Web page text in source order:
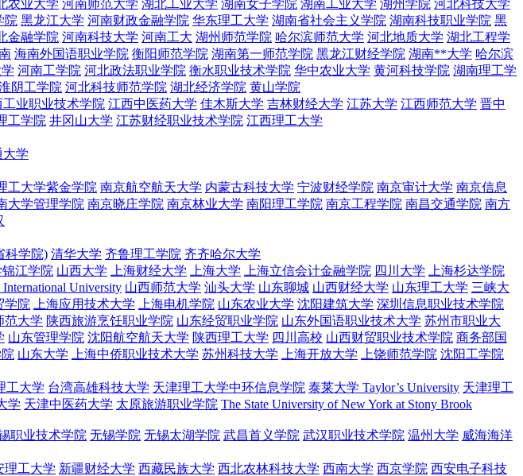
农业大学 河南师范大学 湖北工业大学 湖南女子学院 湖南工业大学 湖州学院 河北科技大学
院 黑龙江大学 河南财政金融学院 华东理工大学 湖南省社会主义学院 湖南科技职业学院 黑
金融学院 河南科技大学 河南工大 湖州师范学院 哈尔滨师范大学 河北地质大学 湖北工程学
海南外国语职业学院 衡阳师范学院 湖南第一师范学院 黑龙江财经学院 湖南**大学 哈尔滨
河南工学院 河北政法职业学院 衡水职业技术学院 华中农业大学 黄河科技学院 湖南理工学
阴工学院 河北科技师范学院 湖北经济学院 黄山学院
工业职业技术学院 江西中医药大学 佳木斯大学 吉林财经大学 江苏大学 江西师范大学 晋中
工学院 井冈山大学 江苏财经职业技术学院 江西理工大学
大学
工大学紫金学院 南京航空航天大学 内蒙古科技大学 宁波财经学院 南京审计大学 南京信息
大学管理学院 南京晓庄学院 南京林业大学 南阳理工学院 南京工程学院 南昌交通学院 南方
科学院) 清华大学 齐鲁理工学院 齐齐哈尔大学
锦江学院 山西大学 上海财经大学 上海大学 上海立信会计金融学院 四川大学
上海杉达学院
International University 山西师范大学 汕头大学 山东聊城 山西财经大学 山东理工大学 三峡大
学院 上海应用技术大学 上海电机学院 山东农业大学 沈阳建筑大学 深圳信息职业技术学院
范大学 陕西旅游烹饪职业学院 山东经贸职业学院 山东外国语职业技术大学 苏州市职业大
山东管理学院 沈阳航空航天大学 陕西理工大学 四川高校 山西财贸职业技术学院 商务部国
山东大学 上海中侨职业技术大学 苏州科技大学 上海开放大学 上饶师范学院 沈阳工学院
工大学 台湾高雄科技大学 天津理工大学中环信息学院 泰莱大学 Taylor’s University 天津理工
学 天津中医药大学 太原旅游职业学院 The State University of New York at Stony Brook
职业技术学院 无锡学院 无锡太湖学院 武昌首义学院 武汉职业技术学院 温州大学 威海海洋
理工大学 新疆财经大学 西藏民族大学 西北农林科技大学 西南大学 西京学院 西安电子科技